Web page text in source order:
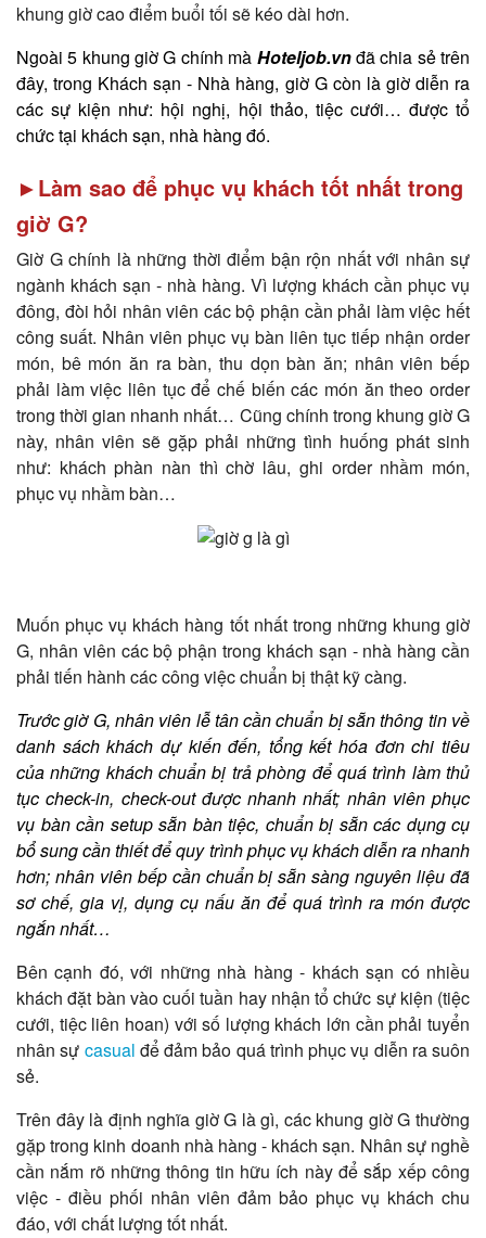
khung giờ cao điểm buổi tối sẽ kéo dài hơn.
Ngoài 5 khung giờ G chính mà Hoteljob.vnđã chia sẻ trên
đây, trong Khách sạn - Nhà hàng, giờ G còn là giờ diễn ra
các sự kiện như: hội nghị, hội thảo, tiệc cưới… được tổ
chức tại khách sạn, nhà hàng đó.
►Làm sao để phục vụ khách tốt nhất trong
giờ G?
Giờ G chính là những thời điểm bận rộn nhất với nhân sự
ngành khách sạn - nhà hàng. Vì lượng khách cần phục vụ
đông, đòi hỏi nhân viên các bộ phận cần phải làm việc hết
công suất. Nhân viên phục vụ bàn liên tục tiếp nhận order
món, bê món ăn ra bàn, thu dọn bàn ăn; nhân viên bếp
phải làm việc liên tục để chế biến các món ăn theo order
trong thời gian nhanh nhất… Cũng chính trong khung giờ G
này, nhân viên sẽ gặp phải những tình huống phát sinh
như: khách phàn nàn thì chờ lâu, ghi order nhầm món,
phục vụ nhầm bàn…
Muốn phục vụ khách hàng tốt nhất trong những khung giờ
G, nhân viên các bộ phận trong khách sạn - nhà hàng cần
phải tiến hành các công việc chuẩn bị thật kỹ càng.
Trước giờ G, nhân viên lễ tân cần chuẩn bị sẵn thông tin về
danh sách khách dự kiến đến, tổng kết hóa đơn chi tiêu
của những khách chuẩn bị trả phòng để quá trình làm thủ
tục check-in, check-out được nhanh nhất; nhân viên phục
vụ bàn cần setup sẵn bàn tiệc, chuẩn bị sẵn các dụng cụ
bổ sung cần thiết để quy trình phục vụ khách diễn ra nhanh
hơn; nhân viên bếp cần chuẩn bị sẵn sàng nguyên liệu đã
sơ chế, gia vị, dụng cụ nấu ăn để quá trình ra món được
ngắn nhất…
Bên cạnh đó, với những nhà hàng - khách sạn có nhiều
khách đặt bàn vào cuối tuần hay nhận tổ chức sự kiện (tiệc
cưới, tiệc liên hoan) với số lượng khách lớn cần phải tuyển
nhân sự casual để đảm bảo quá trình phục vụ diễn ra suôn
sẻ.
Trên đây là định nghĩa giờ G là gì, các khung giờ G thường
gặp trong kinh doanh nhà hàng - khách sạn. Nhân sự nghề
cần nắm rõ những thông tin hữu ích này để sắp xếp công
việc - điều phối nhân viên đảm bảo phục vụ khách chu
đáo, với chất lượng tốt nhất.